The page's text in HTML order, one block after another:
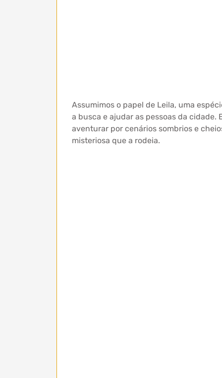
Assumimos o papel de Leila, uma
a busca e ajudar as pessoas da
aventurar por cenários sombrios e
misteriosa que a rodeia.